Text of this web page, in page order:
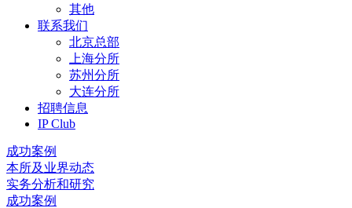
其他
联系我们
北京总部
上海分所
苏州分所
大连分所
招聘信息
IP Club
成功案例
本所及业界动态
实务分析和研究
成功案例